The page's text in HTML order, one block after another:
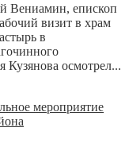
Вениамин, епископ
визит в храм
в
Кузянова осмотрел...